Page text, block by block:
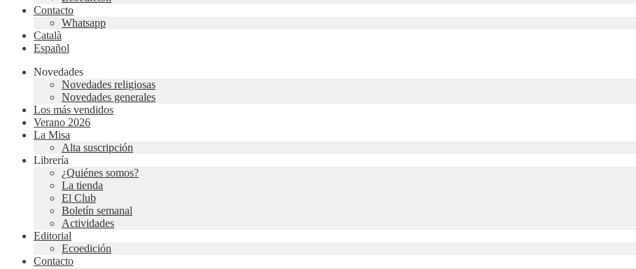
Contacto
Whatsapp
Català
Español
Novedades
Novedades religiosas
Novedades generales
Los más vendidos
Verano 2026
La Misa
Alta suscripción
Librería
¿Quiénes somos?
La tienda
El Club
Boletín semanal
Actividades
Editorial
Ecoedición
Contacto